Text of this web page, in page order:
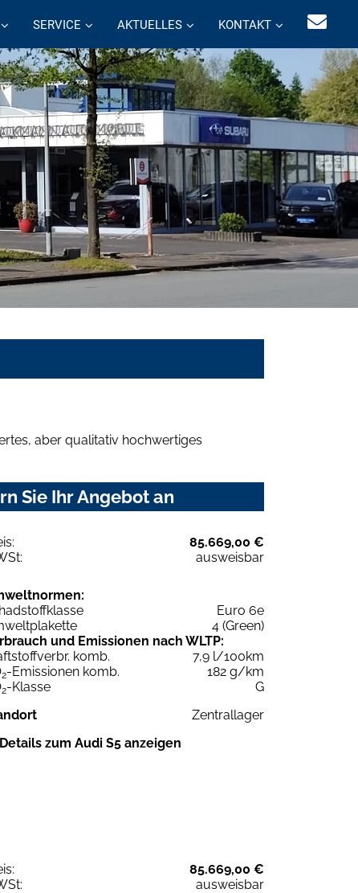
SERVICE AKTUELLES KONTAKT
aber qualitativ hochwertiges
Sie Ihr Angebot an
85.669,00 €
ausweisbar
Euro 6e
4 (Green)
und Emissionen nach WLTP:
komb.
7,9 l/100km
2-Emissionen komb.
182 g/km
2-Klasse
G
Zentrallager
Details zum Audi S5 anzeigen
85.669,00 €
ausweisbar